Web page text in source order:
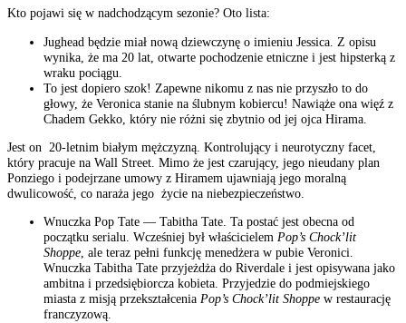
Kto pojawi się w nadchodzącym sezonie? Oto lista:
Jughead będzie miał nową dziewczynę o imieniu Jessica. Z opisu
wynika, że ma 20 lat, otwarte pochodzenie etniczne i jest hipsterką z
wraku pociągu.
To jest dopiero szok! Zapewne nikomu z nas nie przyszło to do
głowy, że Veronica stanie na ślubnym kobiercu! Nawiąże ona więź z
Chadem Gekko, który nie różni się zbytnio od jej ojca Hirama.
Jest on 20-letnim białym mężczyzną. Kontrolujący i neurotyczny facet,
który pracuje na Wall Street. Mimo że jest czarujący, jego nieudany plan
Ponziego i podejrzane umowy z Hiramem ujawniają jego moralną
dwulicowość, co naraża jego życie na niebezpieczeństwo.
Wnuczka Pop Tate — Tabitha Tate. Ta postać jest obecna od
początku serialu. Wcześniej był właścicielem Pop’s Chock’lit
Shoppe, ale teraz pełni funkcję menedżera w pubie Veronici.
Wnuczka Tabitha Tate przyjeżdża do Riverdale i jest opisywana jako
ambitna i przedsiębiorcza kobieta. Przyjedzie do podmiejskiego
miasta z misją przekształcenia Pop’s Chock’lit Shoppe w restaurację
franczyzową.